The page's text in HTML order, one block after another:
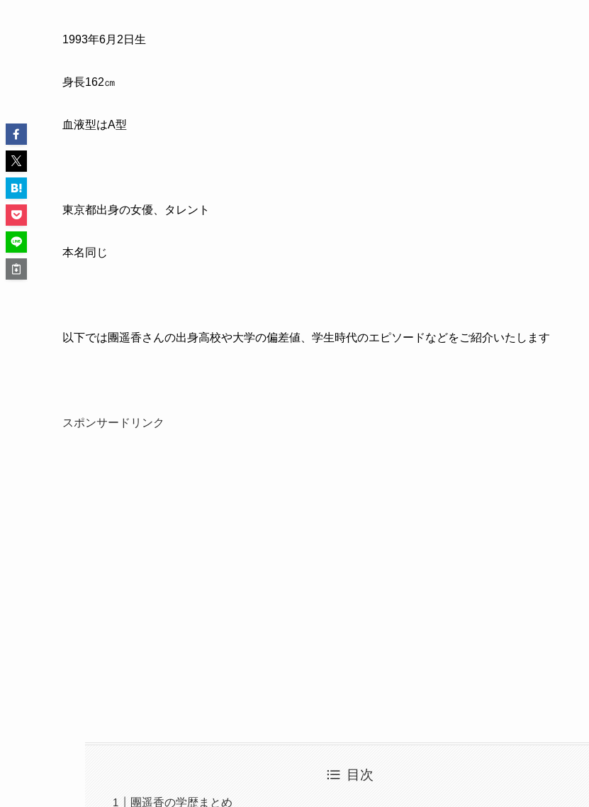
1993年6月2日生
身長162㎝
血液型はA型
東京都出身の女優、タレント
本名同じ
以下では團遥香さんの出身高校や大学の偏差値、学生時代のエピソードなどをご紹介いたします
スポンサードリンク
目次
團遥香の学歴まとめ